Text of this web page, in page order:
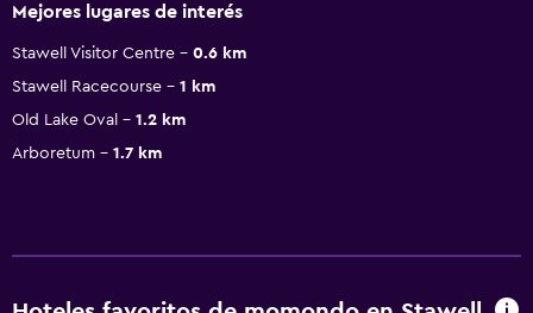
Mejores lugares de interés
Stawell Visitor Centre
0.6 km
Stawell Racecourse
1 km
Old Lake Oval
1.2 km
Arboretum
1.7 km